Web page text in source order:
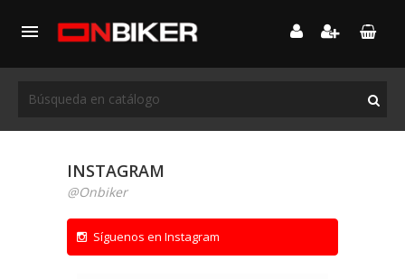

INSTAGRAM
@Onbiker
Síguenos en Instagram